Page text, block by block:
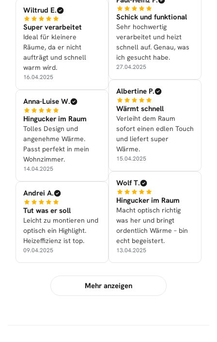
Wiltrud E.
Super verarbeitet
Ideal für kleinere
Räume, da er nicht
aufträgt und schnell
warm wird.
16.04.2025
Anna-Luise W.
Hingucker im Raum
Tolles Design und
angenehme Wärme.
Passt perfekt in mein
Wohnzimmer.
14.04.2025
Andrei A.
Tut was er soll
Leicht zu montieren und
optisch ein Highlight.
Heizeffizienz ist top.
09.04.2025
Schick und funktional
Sehr hochwertig
verarbeitet und heizt
schnell auf. Genau, was
ich gesucht habe.
27.04.2025
Albertine P.
Wärmt schnell
Verleiht dem Raum
sofort einen edlen Touch
und liefert super
Wärme.
15.04.2025
Wolf T.
Hingucker im Raum
Macht optisch richtig
was her und bringt
ordentlich Wärme – bin
echt begeistert.
13.04.2025
Mehr anzeigen